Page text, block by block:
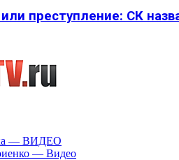
преступление: СК
— ВИДЕО
— Видео